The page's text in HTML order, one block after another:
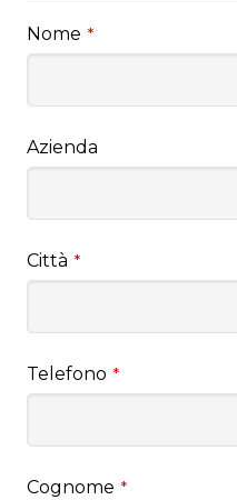
Nome *
Azienda
Città *
Telefono *
Cognome *